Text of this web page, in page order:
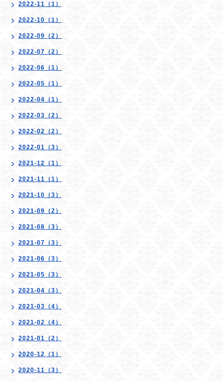
2022-11（1）
2022-10（1）
2022-09（2）
2022-07（2）
2022-06（1）
2022-05（1）
2022-04（1）
2022-03（2）
2022-02（2）
2022-01（3）
2021-12（1）
2021-11（1）
2021-10（3）
2021-09（2）
2021-08（3）
2021-07（3）
2021-06（3）
2021-05（3）
2021-04（3）
2021-03（4）
2021-02（4）
2021-01（2）
2020-12（1）
2020-11（3）